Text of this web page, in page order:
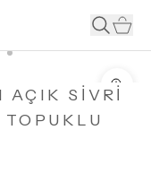
AÇIK SİVRİ